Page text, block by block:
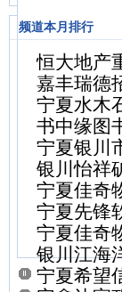
频道本月排行
恒大地产
嘉丰瑞德
宁夏水木
书中缘图
宁夏银川
银川怡祥
宁夏佳奇
宁夏先锋
宁夏佳奇
银川江海
宁夏希望